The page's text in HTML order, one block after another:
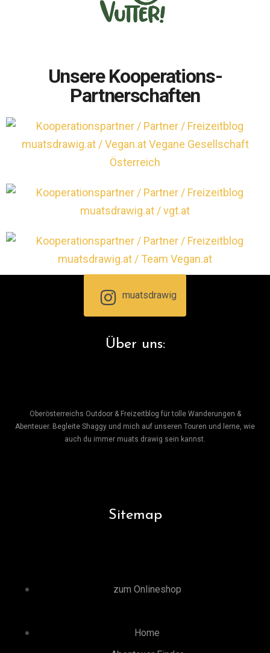
Unsere Kooperations-
Partnerschaften
muatsdrawig
Über uns:
Oberösterreichs Outdoor & Freizeitblog für tolle Wanderungen &
Abenteuer. Begleite Shaggy und mich auf unseren Touren und lerne, wie
auch du immer muats drawig sein kannst.
Sitemap
zum Onlineshop
Home